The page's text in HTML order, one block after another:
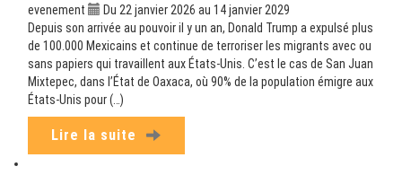
evenement
Du 22 janvier 2026 au 14 janvier 2029
Depuis son arrivée au pouvoir il y un an, Donald Trump a expulsé plus
de 100.000 Mexicains et continue de terroriser les migrants avec ou
sans papiers qui travaillent aux États-Unis. C’est le cas de San Juan
Mixtepec, dans l’État de Oaxaca, où 90% de la population émigre aux
États-Unis pour (…)
Lire la suite